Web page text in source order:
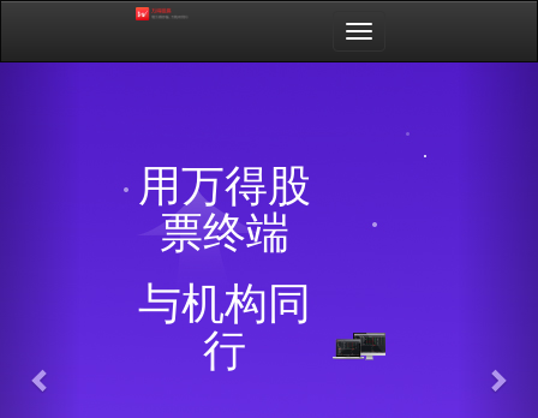
Toggle
navigation
用万得股
票终端
与机构同
行